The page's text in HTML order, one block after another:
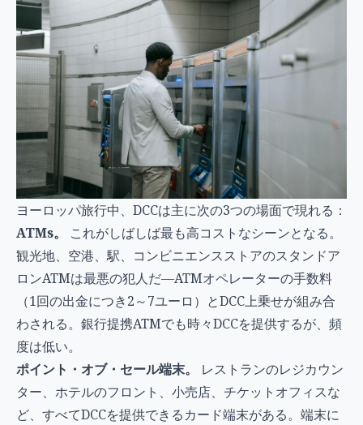
ヨーロッパ旅行中、DCCは主に次の3つの場面で現れる：
ATMs。
これがしばしば最も高コストなシーンとなる。
観光地、空港、駅、コンビニエンスストアのスタンドア
ロンATMは最悪の犯人だ—ATMオペレーターの手数料
（1回の出金につき2～7ユーロ）とDCC上乗せが組み合
わされる。銀行提携ATMでも時々DCCを提供するが、頻
度は低い。
ポイント・オブ・セール端末。
レストランのレジカウン
ター、ホテルのフロント、小売店、チケットオフィスな
ど、すべてDCCを提供できるカード端末がある。端末に